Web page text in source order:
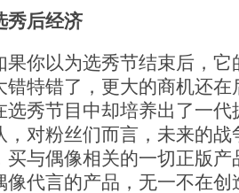
秀后经济
以为选秀节结束后，它
错特错了，更大的商机还
选秀节目中却培养出了一
，对粉丝们而言，未来的
买与偶像相关的一切正版
像代言的产品，无一不在